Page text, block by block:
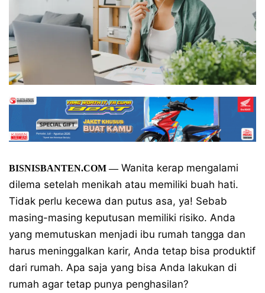
BISNISBANTEN.COM —Wanita kerap mengalami
dilema setelah menikah atau memiliki buah hati.
Tidak perlu kecewa dan putus asa, ya! Sebab
masing-masing keputusan memiliki risiko. Anda
yang memutuskan menjadi ibu rumah tangga dan
harus meninggalkan karir, Anda tetap bisa produktif
dari rumah. Apa saja yang bisa Anda lakukan di
rumah agar tetap punya penghasilan?